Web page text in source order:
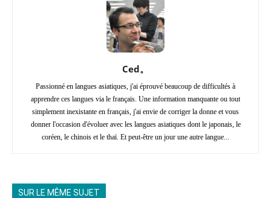
Ced。
Passionné en langues asiatiques, j'ai éprouvé beaucoup de difficultés à
apprendre ces langues via le français. Une information manquante ou tout
simplement inexistante en français, j'ai envie de corriger la donne et vous
donner l'occasion d'évoluer avec les langues asiatiques dont le japonais, le
coréen, le chinois et le thaï. Et peut-être un jour une autre langue...
SUR LE MÊME SUJET